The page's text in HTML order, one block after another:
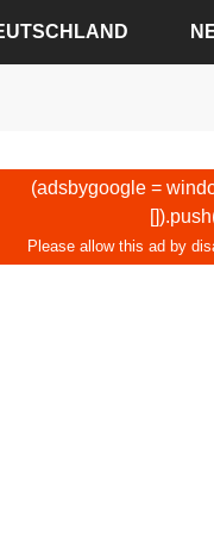
(adsbygoogle =